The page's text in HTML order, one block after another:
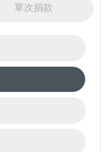
單次捐款